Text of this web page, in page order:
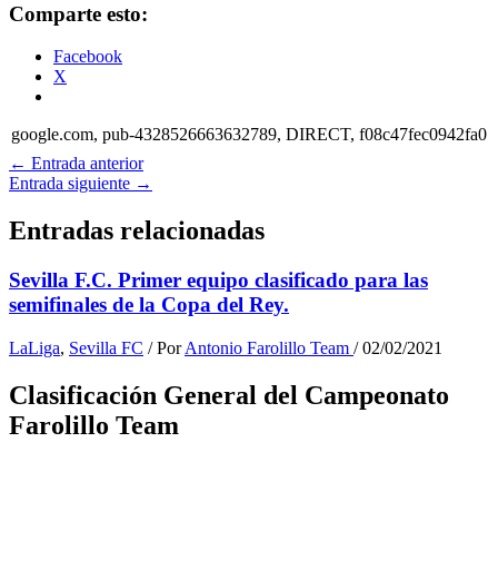
Comparte esto:
Facebook
X
google.com, pub-4328526663632789, DIRECT, f08c47fec0942fa0
← Entrada anterior
Entrada siguiente →
Entradas relacionadas
Sevilla F.C. Primer equipo clasificado para las
semifinales de la Copa del Rey.
LaLiga, Sevilla FC / PorAntonio Farolillo Team /02/02/2021
Clasificación General del Campeonato
Farolillo Team